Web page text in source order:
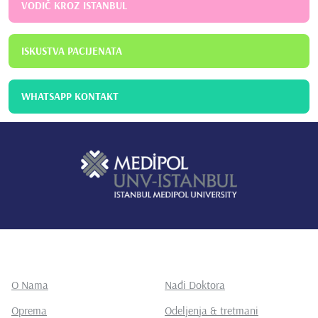
VODIČ KROZ ISTANBUL
ISKUSTVA PACIJENATA
WHATSAPP KONTAKT
O Nama
Nađi Doktora
Oprema
Odeljenja & tretmani